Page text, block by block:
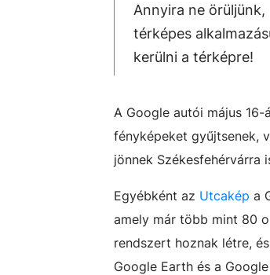
Annyira ne
térképes
kerülni a térképre!
A Google autói május
fényképeket gyűjtsenek,
jönnek Székesfehérvárra
Egyébként az Utcakép a
amely már több mint 80
rendszert hoznak létre,
Google Earth és a